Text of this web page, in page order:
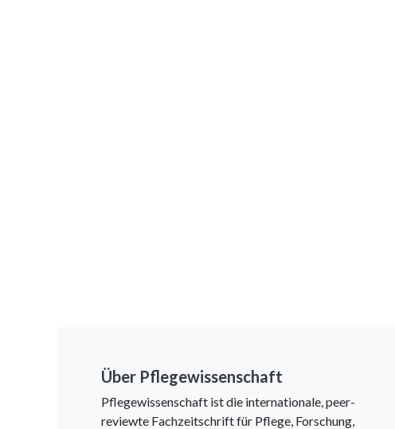
Über Pflegewissenschaft
Pflegewissenschaft ist die internationale, peer-
reviewte Fachzeitschrift für Pflege, Forschung,